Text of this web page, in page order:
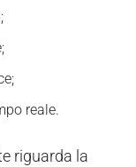
reale.
riguarda la